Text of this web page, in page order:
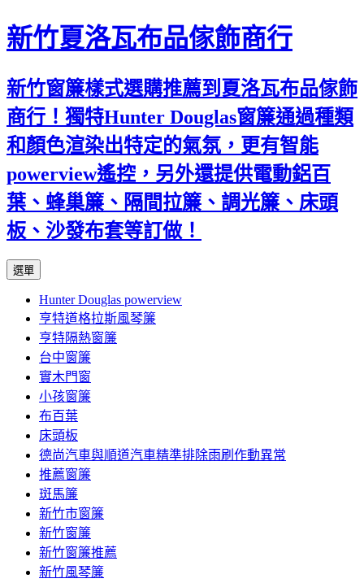
新竹夏洛瓦布品傢飾商行
新竹窗簾樣式選購推薦到夏洛瓦布品傢飾
商行！獨特Hunter Douglas窗簾通過種類
和顏色渲染出特定的氣氛，更有智能
powerview遙控，另外還提供電動鋁百
葉、蜂巢簾、隔間拉簾、調光簾、床頭
板、沙發布套等訂做！
選單
內
容
Hunter Douglas powerview
亨特道格拉斯風琴簾
亨特隔熱窗簾
台中窗簾
實木門窗
小孩窗簾
布百葉
床頭板
德尚汽車與順道汽車精準排除雨刷作動異常
推薦窗簾
斑馬簾
新竹市窗簾
新竹窗簾
新竹窗簾推薦
新竹風琴簾